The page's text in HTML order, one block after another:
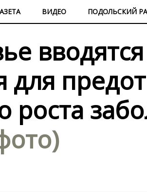
ВИДЕО ПОДОЛЬСКИЙ
вводятся
для
роста